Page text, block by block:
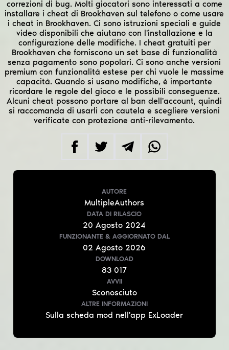
correzioni di bug. Molti giocatori sono interessati a come
installare i cheat di Brookhaven sul telefono o come usare
i cheat in Brookhaven. Ci sono istruzioni speciali e guide
video disponibili che aiutano con l'installazione e la
configurazione delle modifiche. I cheat gratuiti per
Brookhaven che forniscono un set base di funzionalità
senza pagamento sono popolari. Ci sono anche versioni
premium con funzionalità estese per chi vuole le massime
capacità. Quando si usano modifiche, è importante
ricordare le regole del gioco e le possibili conseguenze.
Alcuni cheat possono portare al ban dell'account, quindi
si raccomanda di usarli con cautela e scegliere versioni
verificate con protezione anti-rilevamento.
AUTORE
MultipleAuthors
DATA DI RILASCIO
20Agosto 2024
FUNZIONANTE & AGGIORNATO DAL
02Agosto 2026
DOWNLOAD
83 017
AVVII
Sconosciuto
ALTRE INFORMAZIONI
Sulla scheda mod nell'app ExLoader